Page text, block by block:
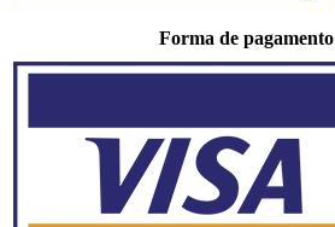
Forma de pagamento